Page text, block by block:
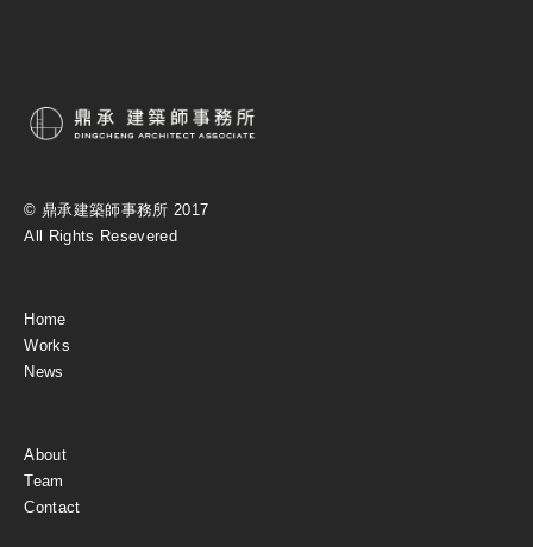
© 鼎承建築師事務所 2017
All Rights Resevered
Home
Works
News
About
Team
Contact